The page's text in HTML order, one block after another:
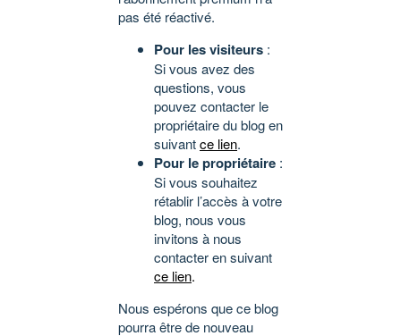
pas été réactivé.
Pour les visiteurs :
Si vous avez des
questions, vous
pouvez contacter le
propriétaire du blog en
suivantce lien.
Pour le propriétaire :
Si vous souhaitez
rétablir l’accès à votre
blog, nous vous
invitons à nous
contacter en suivant
ce lien.
Nous espérons que ce blog
pourra être de nouveau